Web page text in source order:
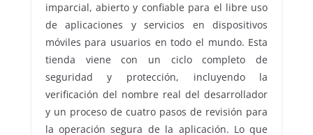
imparcial, abierto y confiable para el libre uso
de aplicaciones y servicios en dispositivos
móviles para usuarios en todo el mundo. Esta
tienda viene con un ciclo completo de
seguridad y protección, incluyendo la
verificación del nombre real del desarrollador
y un proceso de cuatro pasos de revisión para
la operación segura de la aplicación. Lo que